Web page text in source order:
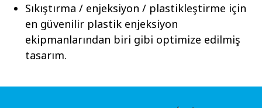
Sıkıştırma / enjeksiyon / plastikleştirme için
en güvenilir plastik enjeksiyon
ekipmanlarından biri gibi optimize edilmiş
tasarım.